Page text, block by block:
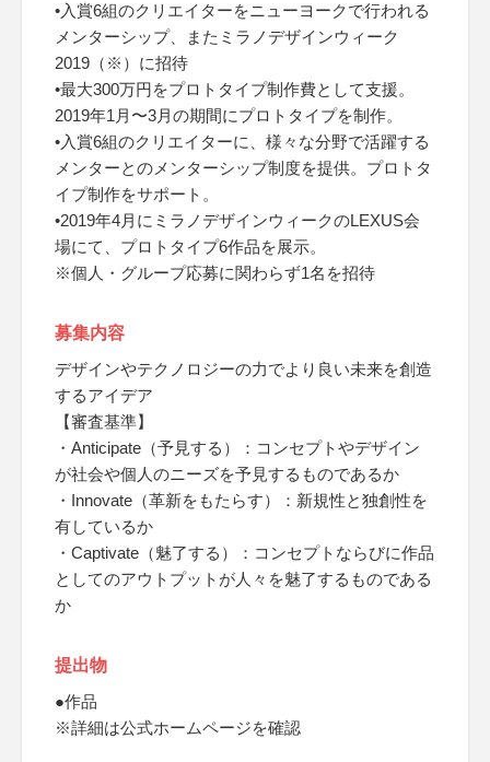
•入賞6組のクリエイターをニューヨークで行われる
メンターシップ、またミラノデザインウィーク
2019（※）に招待
•最大300万円をプロトタイプ制作費として支援。
2019年1月〜3月の期間にプロトタイプを制作。
•入賞6組のクリエイターに、様々な分野で活躍する
メンターとのメンターシップ制度を提供。プロトタ
イプ制作をサポート。
•2019年4月にミラノデザインウィークのLEXUS会
場にて、プロトタイプ6作品を展示。
※個人・グループ応募に関わらず1名を招待
募集内容
デザインやテクノロジーの力でより良い未来を創造
するアイデア
【審査基準】
・Anticipate（予見する）：コンセプトやデザイン
が社会や個人のニーズを予見するものであるか
・Innovate（革新をもたらす）：新規性と独創性を
有しているか
・Captivate（魅了する）：コンセプトならびに作品
としてのアウトプットが人々を魅了するものである
か
提出物
●作品
※詳細は公式ホームページを確認